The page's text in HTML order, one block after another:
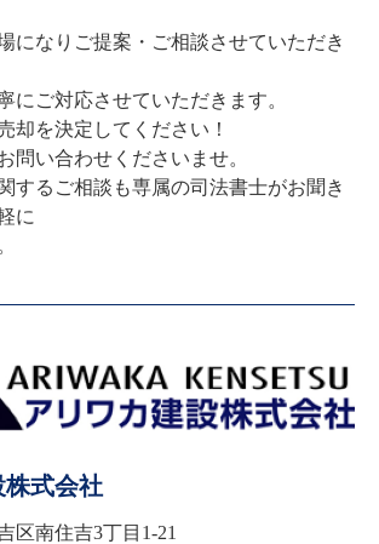
になりご提案・ご相談させていただき
にご対応させていただきます。
却を決定してください！
問い合わせくださいませ。
するご相談も専属の司法書士がお聞き
に
株式会社
区南住吉3丁目1-21